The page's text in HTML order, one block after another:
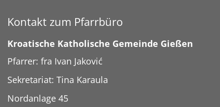
Kontakt zum Pfarrbüro
Kroatische Katholische Gemeinde Gießen
Pfarrer: fra Ivan Jaković
Sekretariat: Tina Karaula
Nordanlage 45